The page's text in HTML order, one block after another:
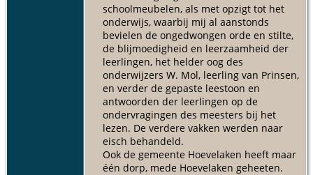
Moll - 19
mrt 1843 -
Putten
Huwelijk -
Type:
burgerlijk
huwelijk -
23 mei
1858 -
Putten
Overlijden
- 14 dec
schoolmeubelen, als met opzigt tot het
onderwijs, waarbij mij al aanstonds
bevielen de ongedwongen orde en stilte,
de blijmoedigheid en leerzaamheid der
leerlingen, het helder oog des
onderwijzers W. Mol, leerling van Prinsen,
en verder de gepaste leestoon en
antwoorden der leerlingen op de
ondervragingen des meesters bij het
lezen. De verdere vakken werden naar
eisch behandeld.
Ook de gemeente Hoevelaken heeft maar
één dorp, mede Hoevelaken geheeten.